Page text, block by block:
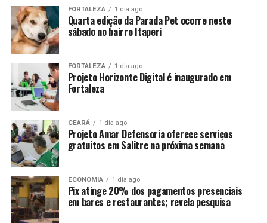
FORTALEZA 1 dia ago
Quarta edição da Parada Pet ocorre neste
sábado no bairro Itaperi
FORTALEZA 1 dia ago
Projeto Horizonte Digital é inaugurado em
Fortaleza
CEARÁ 1 dia ago
Projeto Amar Defensoria oferece serviços
gratuitos em Salitre na próxima semana
ECONOMIA 1 dia ago
Pix atinge 20% dos pagamentos presenciais
em bares e restaurantes; revela pesquisa